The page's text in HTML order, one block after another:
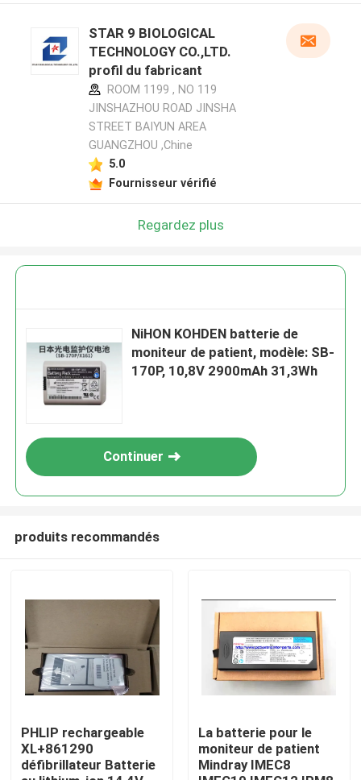
À la maison
Produits
Vidéos
STAR 9 BIOLOGICAL
TECHNOLOGY CO.,LTD.
profil du fabricant
ROOM 1199 , NO 119
JINSHAZHOU ROAD JINSHA
STREET BAIYUN AREA
GUANGZHOU ,Chine
5.0
Fournisseur vérifié
Regardez plus
NiHON KOHDEN batterie de
moniteur de patient, modèle: SB-
170P, 10,8V 2900mAh 31,3Wh
Continuer
produits recommandés
PHLIP rechargeable
XL+861290
défibrillateur Batterie
La batterie pour le
moniteur de patient
Mindray IMEC8